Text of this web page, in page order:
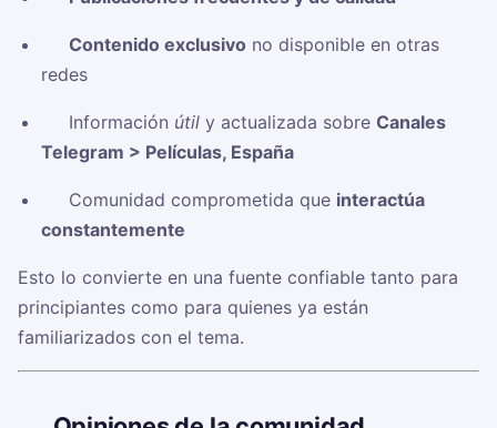
Contenido exclusivo no disponible en otras
redes
✅ Información útily actualizada sobre Canales
Telegram > Películas, España
✅ Comunidad comprometida que interactúa
constantemente
Esto lo convierte en una fuente confiable tanto para
principiantes como para quienes ya están
familiarizados con el tema.